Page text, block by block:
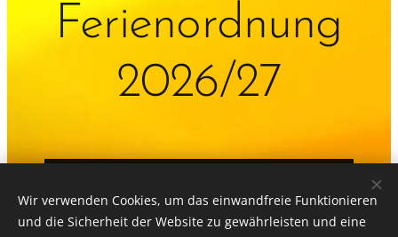
Ferienordnung
2026/27
Wir verwenden Cookies, um das einwandfreie Funktionieren
und die Sicherheit der Website zu gewährleisten und eine